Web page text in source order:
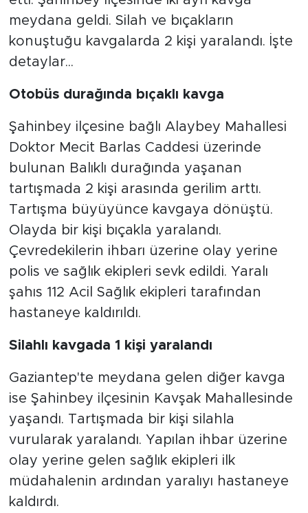
meydana geldi. Silah ve bıçakların
konuştuğu kavgalarda 2 kişi yaralandı. İşte
detaylar...
Otobüs durağında bıçaklı kavga
Şahinbey ilçesine bağlı Alaybey Mahallesi
Doktor Mecit Barlas Caddesi üzerinde
bulunan Balıklı durağında yaşanan
tartışmada 2 kişi arasında gerilim arttı.
Tartışma büyüyünce kavgaya dönüştü.
Olayda bir kişi bıçakla yaralandı.
Çevredekilerin ihbarı üzerine olay yerine
polis ve sağlık ekipleri sevk edildi. Yaralı
şahıs 112 Acil Sağlık ekipleri tarafından
hastaneye kaldırıldı.
Silahlı kavgada 1 kişi yaralandı
Gaziantep'te meydana gelen diğer kavga
ise Şahinbey ilçesinin Kavşak Mahallesinde
yaşandı. Tartışmada bir kişi silahla
vurularak yaralandı. Yapılan ihbar üzerine
olay yerine gelen sağlık ekipleri ilk
müdahalenin ardından yaralıyı hastaneye
kaldırdı.